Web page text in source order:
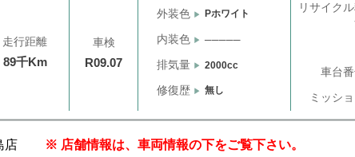
走行距離
89千Km
車検
R09.07
外装色 Pホワイト
内装色 ─────
排気量 2000cc
修復歴 無し
リサイク
車台
ミッシ
店 ※ 店舗情報は、車両情報の下をご覧下さい。